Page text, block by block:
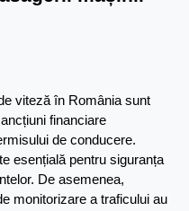
viteză în România sunt
financiare
de conducere.
esențială pentru siguranța
De asemenea,
monitorizare a traficului au